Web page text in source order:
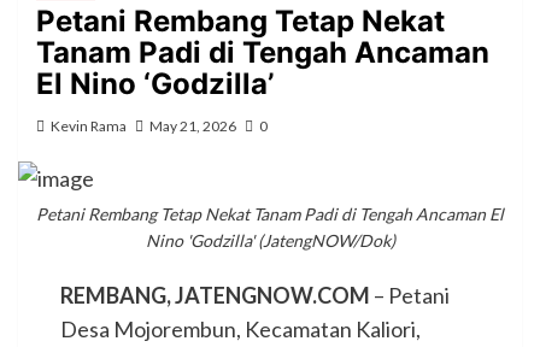
Petani Rembang Tetap Nekat
Tanam Padi di Tengah Ancaman
El Nino ‘Godzilla’
Kevin Rama May 21, 2026 0
Petani Rembang Tetap Nekat Tanam Padi di Tengah Ancaman El
Nino 'Godzilla' (JatengNOW/Dok)
REMBANG, JATENGNOW.COM – Petani
Desa Mojorembun, Kecamatan Kaliori,